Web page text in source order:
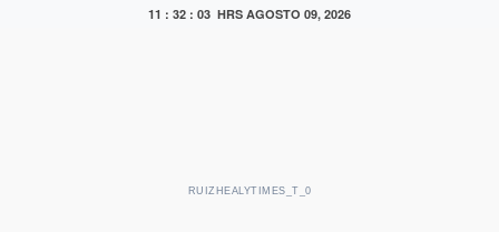
11 : 32 : 04 HRS AGOSTO 09, 2026
RUIZHEALYTIMES_T_0